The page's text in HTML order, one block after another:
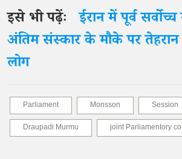
इसे भी पढ़ेंः ईरान में पूर्व
अंतिम संस्कार के मौके पर
लोग
Parliament Monsson Session
Draupadi Murmu
joint Parliamentory